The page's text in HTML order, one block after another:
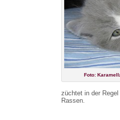
Foto:
züchtet in der
Rassen.